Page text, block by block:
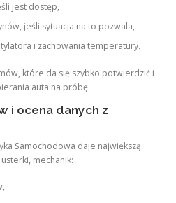
jest dostęp,
jeśli sytuacja na to pozwala,
i zachowania temperatury.
które da się szybko potwierdzić i
auta na próbę.
i ocena danych z
Samochodowa daje największą
mechanik: